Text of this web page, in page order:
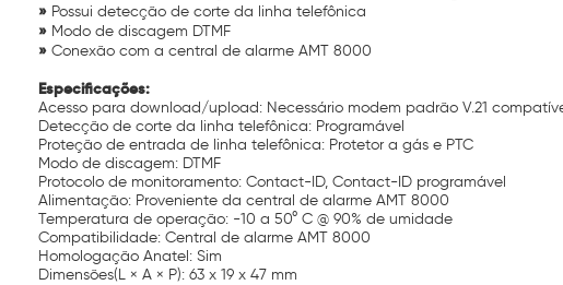
»Possui detecção de corte da linha telefônica
»Modo de discagem DTMF
»Conexão com a central de alarme AMT 8000
Especificações:
Acesso para download/upload: Necessário modem padrão V.21
Detecção de corte da linha telefônica: Programável
Proteção de entrada de linha telefônica: Protetor a gás e PTC
Modo de discagem: DTMF
Protocolo de monitoramento: Contact-ID, Contact-ID programável
Alimentação: Proveniente da central de alarme AMT 8000
Temperatura de operação: -10 a 50° C @ 90% de umidade
Compatibilidade: Central de alarme AMT 8000
Homologação Anatel: Sim
Dimensões(L × A × P): 63 x 19 x 47 mm